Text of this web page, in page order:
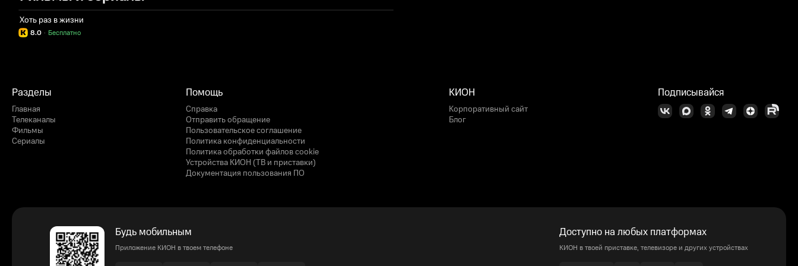
Хоть раз в жизни
8.0 Бесплатно
·
Разделы
Главная
Телеканалы
Фильмы
Сериалы
Помощь
Справка
Отправить обращение
Пользовательское соглашение
Политика конфиденциальности
Политика обработки файлов cookie
Устройства КИОН (ТВ и приставки)
Документация пользования ПО
КИОН
Корпоративный сайт
Блог
Подписывайся
Будь мобильным
Приложение КИОН в твоем телефоне
Доступно на любых платформах
КИОН в твоей приставке, телевизоре и других устройствах